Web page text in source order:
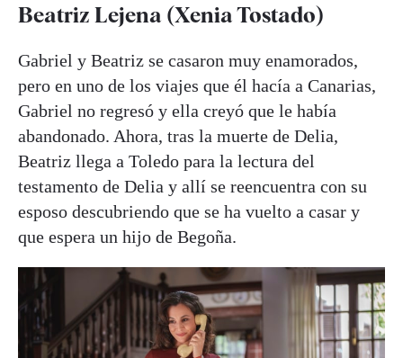
Beatriz Lejena (Xenia Tostado)
Gabriel y Beatriz se casaron muy enamorados,
pero en uno de los viajes que él hacía a Canarias,
Gabriel no regresó y ella creyó que le había
abandonado. Ahora, tras la muerte de Delia,
Beatriz llega a Toledo para la lectura del
testamento de Delia y allí se reencuentra con su
esposo descubriendo que se ha vuelto a casar y
que espera un hijo de Begoña.